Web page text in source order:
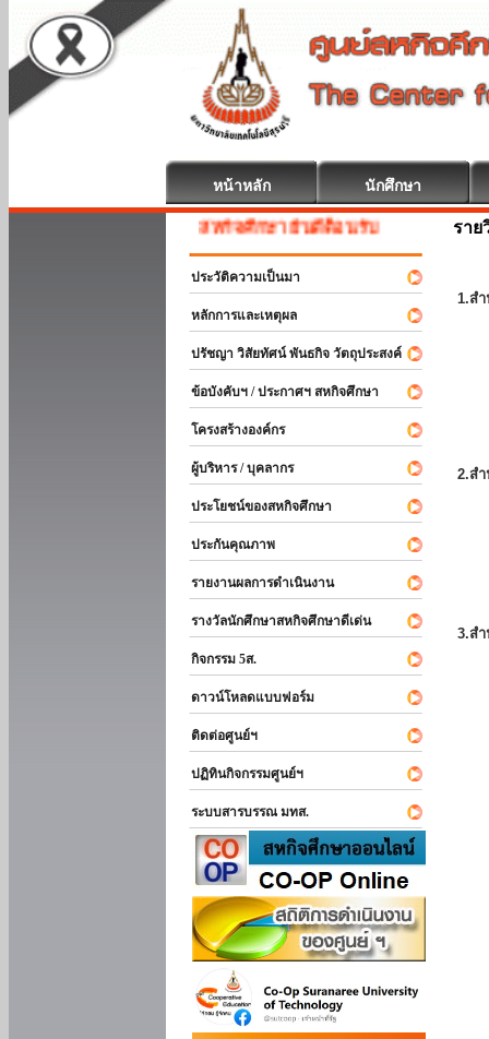
หน้าหลัก นักศึกษา
สหกิจศึกษา ยินดีต้อนรับ
ประวัติความเป็นมา
หลักการและเหตุผล
ปรัชญา วิสัยทัศน์ พันธกิจ วัตถุประสงค์
ข้อบังคับฯ / ประกาศฯ สหกิจศึกษา
โครงสร้างองค์กร
ผู้บริหาร / บุคลากร
ประโยชน์ของสหกิจศึกษา
ประกันคุณภาพ
รายงานผลการดำเนินงาน
รางวัลนักศึกษาสหกิจศึกษาดีเด่น
กิจกรรม 5ส.
ดาวน์โหลดแบบฟอร์ม
ติดต่อศูนย์ฯ
ปฏิทินกิจกรรมศูนย์ฯ
ระบบสารบรรณ มทส.
ราย
1.ส
2.ส
3.ส